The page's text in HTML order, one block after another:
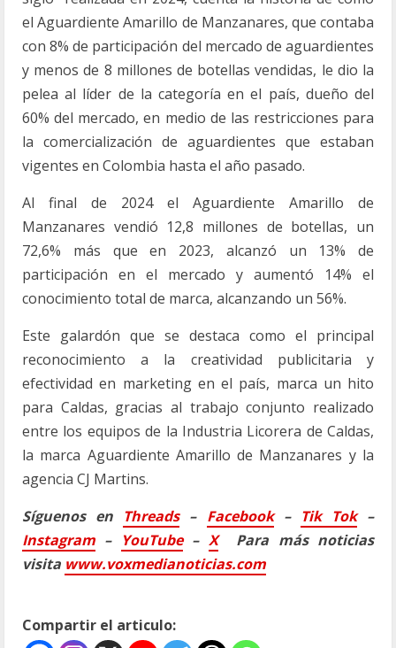
el Aguardiente Amarillo de Manzanares, que contaba
con 8% de participación del mercado de aguardientes
y menos de 8 millones de botellas vendidas, le dio la
pelea al líder de la categoría en el país, dueño del
60% del mercado, en medio de las restricciones para
la comercialización de aguardientes que estaban
vigentes en Colombia hasta el año pasado.
Al final de 2024 el Aguardiente Amarillo de
Manzanares vendió 12,8 millones de botellas, un
72,6% más que en 2023, alcanzó un 13% de
participación en el mercado y aumentó 14% el
conocimiento total de marca, alcanzando un 56%.
Este galardón que se destaca como el principal
reconocimiento a la creatividad publicitaria y
efectividad en marketing en el país, marca un hito
para Caldas, gracias al trabajo conjunto realizado
entre los equipos de la Industria Licorera de Caldas,
la marca Aguardiente Amarillo de Manzanares y la
agencia CJ Martins.
Síguenos en Threads– Facebook– Tik Tok–
Instagram – YouTube– XPara más noticias
visita www.voxmedianoticias.com
Compartir el articulo: